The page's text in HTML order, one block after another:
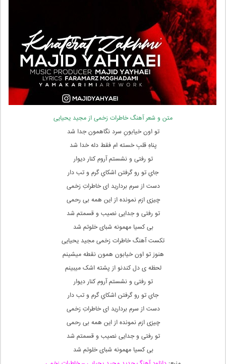
متن و شعر آهنگ خاطرات زخمی از مجید یحیایی
تو اون خیابونِ سرد نگاهمون جدا شد
پناهِ قلبِ خسته ام فقط دله خدا شد
تو رفتی و نشستم آروم کنار دیوار
جایِ تو رو گرفتن اشکایِ گرم و تب دار
دست از سرم بردارید ای خاطراتِ زخمی
چیزی ازم نمونده از این همه بی رحمی
تو رفتی و جدایی نصیب و قسمتم شد
بی کسیا مهمونه شبای خلوتم شد
تکست آهنگ خاطرات زخمی مجید یحیایی
هنوز تو اون خیابون همون نقطه میشینم
لحظه ی دل کندنو از پشته اشک میبینم
تو رفتی و نشستم آروم کنار دیوار
جایِ تو رو گرفتن اشکایِ گرم و تب دار
دست از سرم بردارید ای خاطراتِ زخمی
چیزی ازم نمونده از این همه بی رحمی
تو رفتی و جدایی نصیب و قسمتم شد
بی کسیا مهمونه شبای خلوتم شد